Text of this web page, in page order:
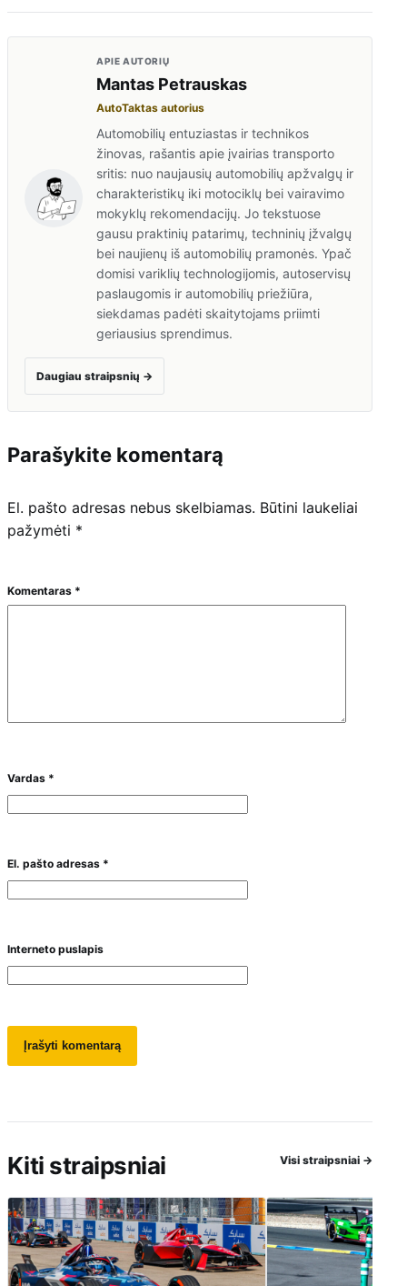
APIE AUTORIŲ
Mantas Petrauskas
AutoTaktas autorius
Automobilių entuziastas ir technikos
žinovas, rašantis apie įvairias transporto
sritis: nuo naujausių automobilių apžvalgų ir
charakteristikų iki motociklų bei vairavimo
mokyklų rekomendacijų. Jo tekstuose
gausu praktinių patarimų, techninių įžvalgų
bei naujienų iš automobilių pramonės. Ypač
domisi variklių technologijomis, autoservisų
paslaugomis ir automobilių priežiūra,
siekdamas padėti skaitytojams priimti
geriausius sprendimus.
Daugiau straipsnių →
Parašykite komentarą
El. pašto adresas nebus skelbiamas. Būtini laukeliai
pažymėti *
Komentaras *
Vardas *
El. pašto adresas *
Interneto puslapis
Kiti straipsniai Visi straipsniai →